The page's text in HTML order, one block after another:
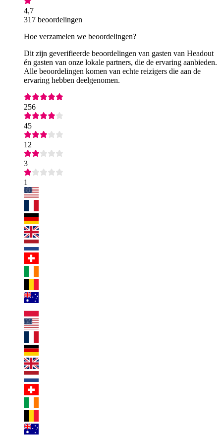
4,7
317 beoordelingen
Hoe verzamelen we beoordelingen?
Dit zijn geverifieerde beoordelingen van gasten van Headout
én gasten van onze lokale partners, die de ervaring aanbieden.
Alle beoordelingen komen van echte reizigers die aan de
ervaring hebben deelgenomen.
256
45
12
3
1